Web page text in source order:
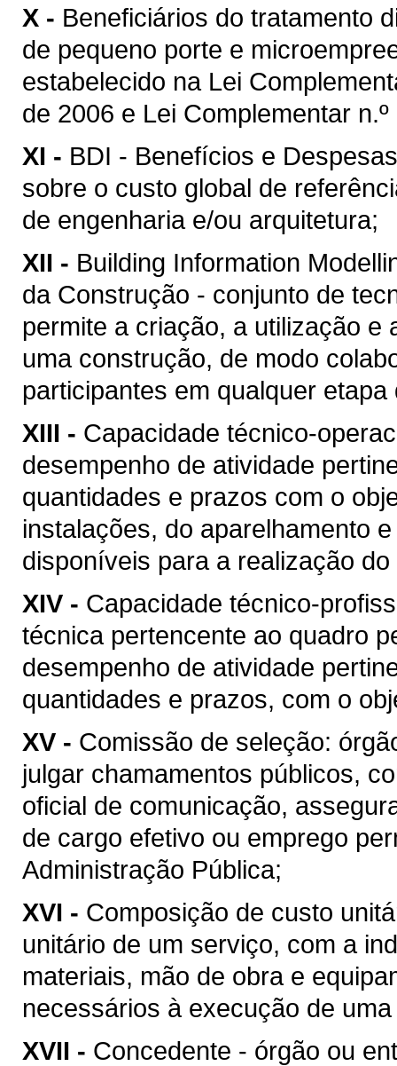
X - Beneficiários do tratamento
de pequeno porte e
estabelecido na Lei
de 2006 e Lei Complementar
XI - BDI - Benefícios e
sobre o custo global de
de engenharia e/ou arquitetura;
XII - Building Information
da Construção - conjunto de
permite a criação, a utilização e
uma construção, de modo
participantes em qualquer
XIII - Capacidade técnico-
desempenho de atividade
quantidades e prazos com o
instalações, do aparelhamento
disponíveis para a realização
XIV - Capacidade técnico-
técnica pertencente ao quadro
desempenho de atividade
quantidades e prazos, com o
XV - Comissão de seleção:
julgar chamamentos públicos,
oficial de comunicação,
de cargo efetivo ou emprego
Administração Pública;
XVI - Composição de custo
unitário de um serviço, com a
materiais, mão de obra e
necessários à execução de
XVII - Concedente - órgão ou